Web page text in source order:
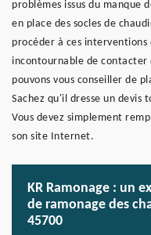
problèmes issus du manque
en place des socles de
procéder à ces
incontournable de contacter
pouvons vous conseiller de
Sachez qu'il dresse un
Vous devez simplement
son site Internet.
KR Ramonage : un
de ramonage des
45700